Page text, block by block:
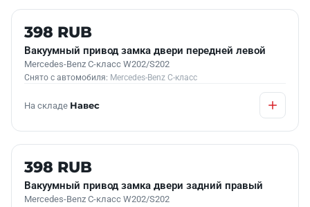
Б/У В НАЛИЧИИ
398 RUB
Вакуумный привод замка двери передней левой
Mercedes-Benz C-класс W202/S202
Снято с автомобиля: Mercedes-Benz C-класс
На складе Навес
Б/У В НАЛИЧИИ
398 RUB
Вакуумный привод замка двери задний правый
Mercedes-Benz C-класс W202/S202